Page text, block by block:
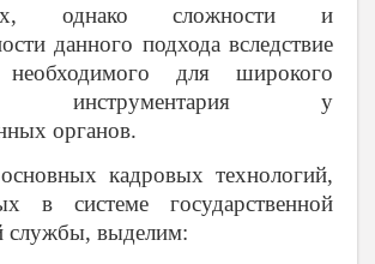
однако сложности и
данного подхода вследствие
необходимого для широкого
инструментария у
органов.
кадровых технологий,
в системе государственной
службы, выделим: